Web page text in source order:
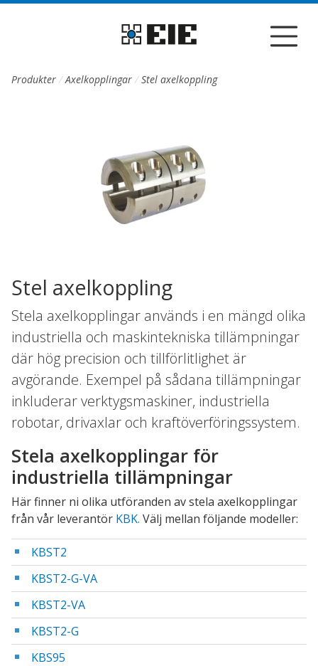
Till sidans huvudinnehåll
Produkter Axelkopplingar Stel axelkoppling
Stel axelkoppling
Stela axelkopplingar används i en mängd olika
industriella och maskintekniska tillämpningar
där hög precision och tillförlitlighet är
avgörande. Exempel på sådana tillämpningar
inkluderar verktygsmaskiner, industriella
robotar, drivaxlar och kraftöverföringssystem.
Stela axelkopplingar för
industriella tillämpningar
Här finner ni olika utföranden av stela axelkopplingar
från vår leverantör KBK. Välj mellan följande modeller:
KBST2
KBST2-G-VA
KBST2-VA
KBST2-G
KBS95